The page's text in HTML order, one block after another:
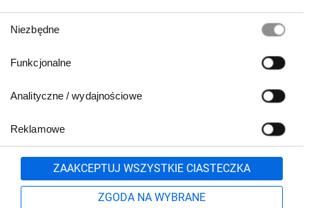
zgody
Niezbędne
Funkcjonalne
Analityczne / wydajnościowe
Reklamowe
ZAAKCEPTUJ WSZYSTKIE CIASTECZKA
ZGODA NA WYBRANE
801 500 700 lub
71 37 61 600
Formularz kontaktowy